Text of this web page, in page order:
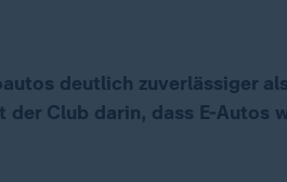
deutlich zuverlässiger
der Club darin, dass E-Autos